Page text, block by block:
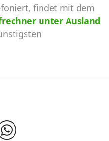
findet mit dem
unter Ausland